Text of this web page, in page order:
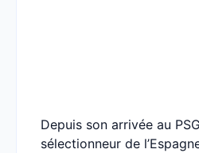
Depuis son arrivée au
sélectionneur de